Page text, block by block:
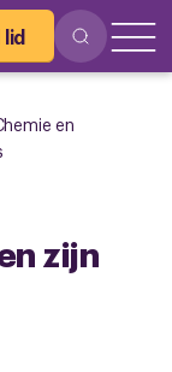
en
zijn